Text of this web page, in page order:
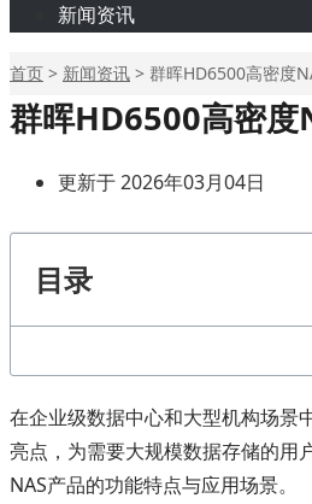
新闻资讯
首页 > 新闻资讯 > 群晖HD6500高密度
群晖HD6500高密度
更新于 2026年03月04日
目录
在企业级数据中心和大型机构场景
亮点，为需要大规模数据存储的用
NAS产品的功能特点与应用场景。